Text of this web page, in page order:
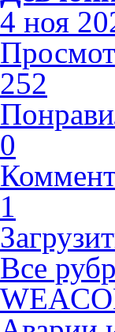
4 ноя
252
0
1
Все